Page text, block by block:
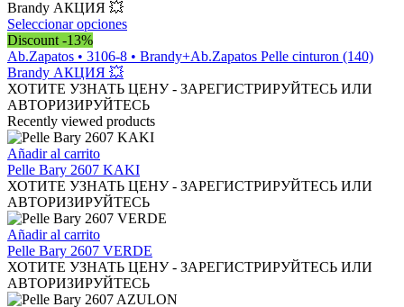
opciones
pueden
en
la
página
de
Seleccionar opcionesEste
tiene
variantes.
Las
opciones
se
elegir
en
la
página
producto
Discount -13%
Ab.Zapatos • 3106-8 • Brandy+Ab.Zapatos Pelle cinturon (140)
Brandy АКЦИЯ 💥
ХОТИТЕ УЗНАТЬ ЦЕНУ - ЗАРЕГИСТРИРУЙТЕСЬ ИЛИ
АВТОРИЗИРУЙТЕСЬ
Recently viewed products
Añadir al carrito
Pelle Bary 2607 KAKI
ХОТИТЕ УЗНАТЬ ЦЕНУ - ЗАРЕГИСТРИРУЙТЕСЬ ИЛИ
АВТОРИЗИРУЙТЕСЬ
Añadir al carrito
Pelle Bary 2607 VERDE
ХОТИТЕ УЗНАТЬ ЦЕНУ - ЗАРЕГИСТРИРУЙТЕСЬ ИЛИ
АВТОРИЗИРУЙТЕСЬ